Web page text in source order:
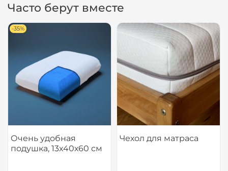
Часто берут вместе
-35%
Очень удобная
подушка, 13х40х60 см
Чехол для матраса